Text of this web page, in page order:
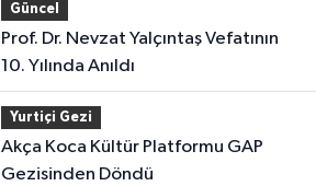
Güncel
Prof. Dr. Nevzat Yalçıntaş Vefatının
10. Yılında Anıldı
Yurtiçi Gezi
Akça Koca Kültür Platformu GAP
Gezisinden Döndü